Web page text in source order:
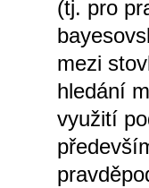
(tj. pro
mezi
hledání
využití